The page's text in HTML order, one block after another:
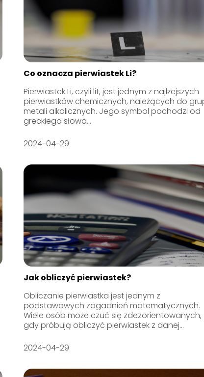
Co oznacza pierwiastek Li?
Pierwiastek Li, czyli lit, jest jednym z najlżejszych
pierwiastków chemicznych, należących do
metali alkalicznych. Jego symbol pochodzi od
greckiego słowa...
2024-04-29
Jak obliczyć pierwiastek?
Obliczanie pierwiastka jest jednym z
podstawowych zagadnień matematycznych.
Wiele osób może czuć się zdezorientowanych,
gdy próbują obliczyć pierwiastek z danej...
2024-04-29